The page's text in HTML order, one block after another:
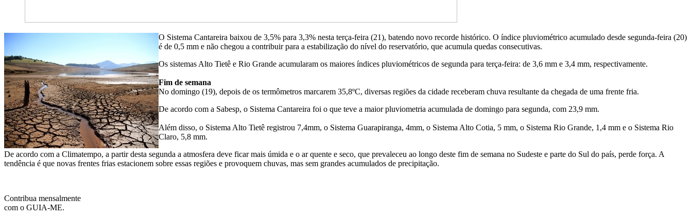
O Sistema Cantareira baixou de 3,5% para 3,3% nesta terça-feira (21), batendo novo recorde histórico. O índice pluviométrico acumulado desde segunda-feira (20)
é de 0,5 mm e não chegou a contribuir para a estabilização do nível do reservatório, que acumula quedas consecutivas.
Os sistemas Alto Tietê e Rio Grande acumularam os maiores índices pluviométricos de segunda para terça-feira: de 3,6 mm e 3,4 mm, respectivamente.
Fim de semana
No domingo (19), depois de os termômetros marcarem 35,8ºC, diversas regiões da cidade receberam chuva resultante da chegada de uma frente fria.
De acordo com a Sabesp, o Sistema Cantareira foi o que teve a maior pluviometria acumulada de domingo para segunda, com 23,9 mm.
Além disso, o Sistema Alto Tietê registrou 7,4mm, o Sistema Guarapiranga, 4mm, o Sistema Alto Cotia, 5 mm, o Sistema Rio Grande, 1,4 mm e o Sistema Rio
Claro, 5,8 mm.
De acordo com a Climatempo, a partir desta segunda a atmosfera deve ficar mais úmida e o ar quente e seco, que prevaleceu ao longo deste fim de semana no Sudeste e parte do Sul do país, perde força. A
tendência é que novas frentes frias estacionem sobre essas regiões e provoquem chuvas, mas sem grandes acumulados de precipitação.
Contribua mensalmente
com o GUIA-ME.